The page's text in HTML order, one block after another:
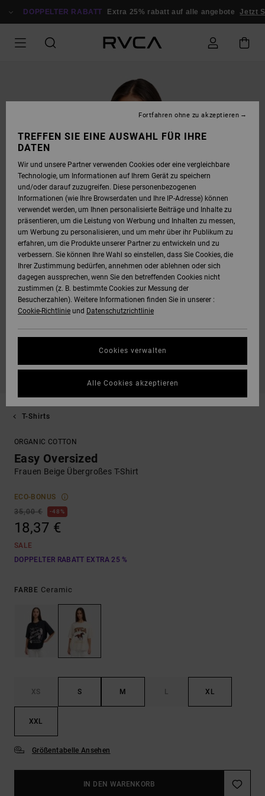
ZUR
DOPPELTER RABATT Extra 25% rabatt auf alle angebote Jetzt
T-Shirts
ORGANIC COTTON
Easy Oversized
Frauen Beige Übergroßes T-Shirt
ECO-BONUS
35,00 €
48%
18,37 €
SALE
DOPPELTER RABATT EXTRA 25 %
FARBE Ceramic
XS S M L XL
XXL
Größentabelle Ansehen
IN DEN WARENKORB
TREFFEN SIE EINE AUSWAHL FÜR IHRE
DATEN
Wir und unsere Partner verwenden Cookies oder eine vergleichbare
Technologie, um Informationen auf Ihrem Gerät zu speichern
und/oder darauf zuzugreifen. Diese personenbezogenen
Informationen (wie Ihre Browserdaten und Ihre IP-Adresse) können
verwendet werden, um Ihnen personalisierte Beiträge und Inhalte zu
präsentieren, um die Leistung von Werbung und Inhalten zu messen,
um Werbung zu personalisieren, und um mehr über ihr Publikum zu
erfahren, um die Produkte unserer Partner zu entwickeln und zu
verbessern. Sie können Ihre Wahl so einstellen, dass Sie Cookies, die
Ihrer Zustimmung bedürfen, annehmen oder ablehnen oder sich
dagegen aussprechen, wenn Sie den betreffenden Cookies nicht
zustimmen (z. B. bestimmte Cookies zur Messung der
Besucherzahlen). Weitere Informationen finden Sie in unserer :
Cookie-Richtlinie und Datenschutzrichtlinie
Cookies verwalten
Fortfahren ohne zu akzeptieren
Alle Cookies akzeptieren